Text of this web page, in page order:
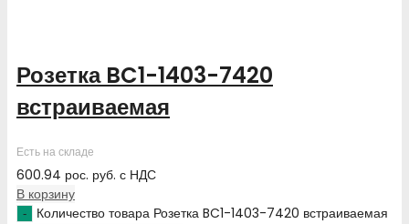
Розетка BC1-1403-7420
встраиваемая
Есть на складе
600.94 рос. руб. с НДС
В корзину
Количество товара Розетка BC1-1403-7420 встраиваемая